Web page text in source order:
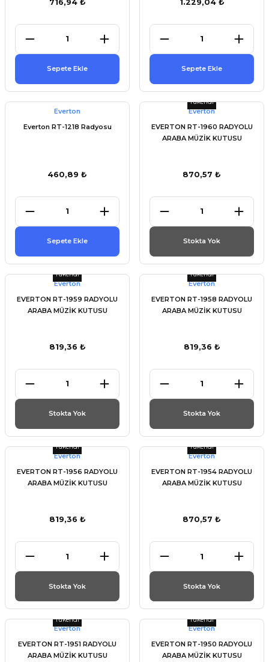
716,94 ₺
Sepete Ekle
1.229,04 ₺
Sepete Ekle
Everton
Everton RT-1218 Radyosu
460,89 ₺
Sepete Ekle
Tükendi
Everton
EVERTON RT-1960 RADYOLU
ARABA MÜZİK KUTUSU
870,57 ₺
Stokta Yok
Tükendi
Everton
EVERTON RT-1959 RADYOLU
ARABA MÜZİK KUTUSU
819,36 ₺
Stokta Yok
Tükendi
Everton
EVERTON RT-1958 RADYOLU
ARABA MÜZİK KUTUSU
819,36 ₺
Stokta Yok
Tükendi
Everton
EVERTON RT-1956 RADYOLU
ARABA MÜZİK KUTUSU
819,36 ₺
Stokta Yok
Tükendi
Everton
EVERTON RT-1954 RADYOLU
ARABA MÜZİK KUTUSU
870,57 ₺
Stokta Yok
Tükendi
Everton
EVERTON RT-1951 RADYOLU
ARABA MÜZİK KUTUSU
Tükendi
Everton
EVERTON RT-1950 RADYOLU
ARABA MÜZİK KUTUSU